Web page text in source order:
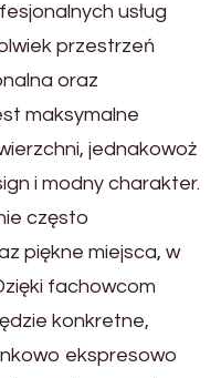
usług
przestrzeń
oraz
maksymalne
jednakowoż
i modny charakter.
często
piękne miejsca, w
fachowcom
konkretne,
ekspresowo